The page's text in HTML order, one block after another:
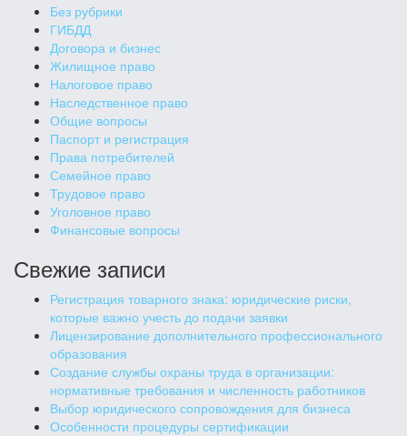
Без рубрики
ГИБДД
Договора и бизнес
Жилищное право
Налоговое право
Наследственное право
Общие вопросы
Паспорт и регистрация
Права потребителей
Семейное право
Трудовое право
Уголовное право
Финансовые вопросы
Свежие записи
Регистрация товарного знака: юридические риски,
которые важно учесть до подачи заявки
Лицензирование дополнительного профессионального
образования
Создание службы охраны труда в организации:
нормативные требования и численность работников
Выбор юридического сопровождения для бизнеса
Особенности процедуры сертификации